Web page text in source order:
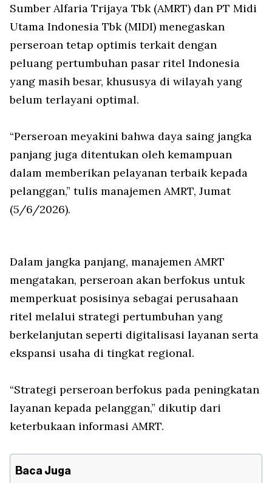
Sumber Alfaria Trijaya Tbk (AMRT) dan PT Midi
Utama Indonesia Tbk (MIDI) menegaskan
perseroan tetap optimis terkait dengan
peluang pertumbuhan pasar ritel Indonesia
yang masih besar, khususya di wilayah yang
belum terlayani optimal.
“Perseroan meyakini bahwa daya saing jangka
panjang juga ditentukan oleh kemampuan
dalam memberikan pelayanan terbaik kepada
pelanggan,” tulis manajemen AMRT, Jumat
(5/6/2026).
Dalam jangka panjang, manajemen AMRT
mengatakan, perseroan akan berfokus untuk
memperkuat posisinya sebagai perusahaan
ritel melalui strategi pertumbuhan yang
berkelanjutan seperti digitalisasi layanan serta
ekspansi usaha di tingkat regional.
“Strategi perseroan berfokus pada peningkatan
layanan kepada pelanggan,” dikutip dari
keterbukaan informasi AMRT.
Baca Juga